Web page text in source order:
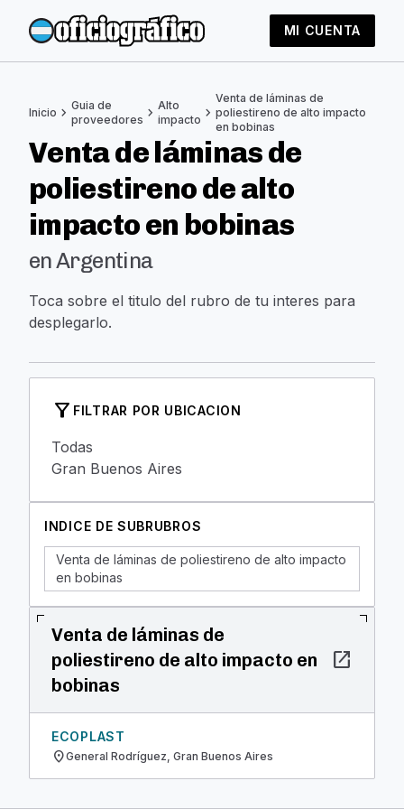
MI CUENTA
Inicio chevron_right Guia de
proveedores chevron_right Alto
impacto chevron_right
Venta de láminas de
poliestireno de alto impacto
en bobinas
Venta de láminas de
poliestireno de alto
impacto en bobinas
en Argentina
Toca sobre el titulo del rubro de tu interes para
desplegarlo.
filter_alt FILTRAR POR UBICACION
Todas
Gran Buenos Aires
INDICE DE SUBRUBROS
Venta de láminas de poliestireno de alto impacto
en bobinas
Venta de láminas de
poliestireno de alto impacto en
bobinas
open_in_new
ECOPLAST
location_onGeneral Rodríguez, Gran Buenos Aires